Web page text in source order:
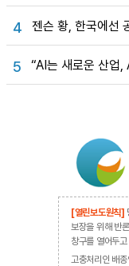
4 젠슨 황, 한국에선
5 “AI는 새로운 산업,
[열린보도원칙]
보장을 위해 반
창구를 열어두
고충처리인